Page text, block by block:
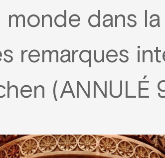
monde dans
remarques
(ANNULÉ